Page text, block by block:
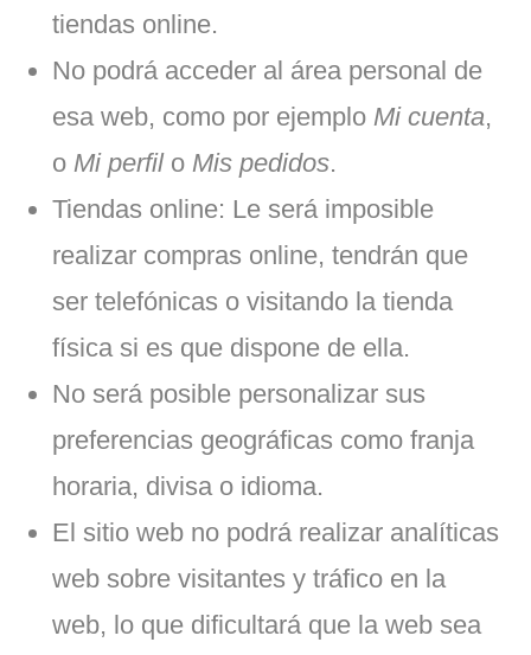
tiendas online.
No podrá acceder al área personal de
esa web, como por ejemplo Mi cuenta,
o Mi perfilo Mis pedidos.
Tiendas online: Le será imposible
realizar compras online, tendrán que
ser telefónicas o visitando la tienda
física si es que dispone de ella.
No será posible personalizar sus
preferencias geográficas como franja
horaria, divisa o idioma.
El sitio web no podrá realizar analíticas
web sobre visitantes y tráfico en la
web, lo que dificultará que la web sea